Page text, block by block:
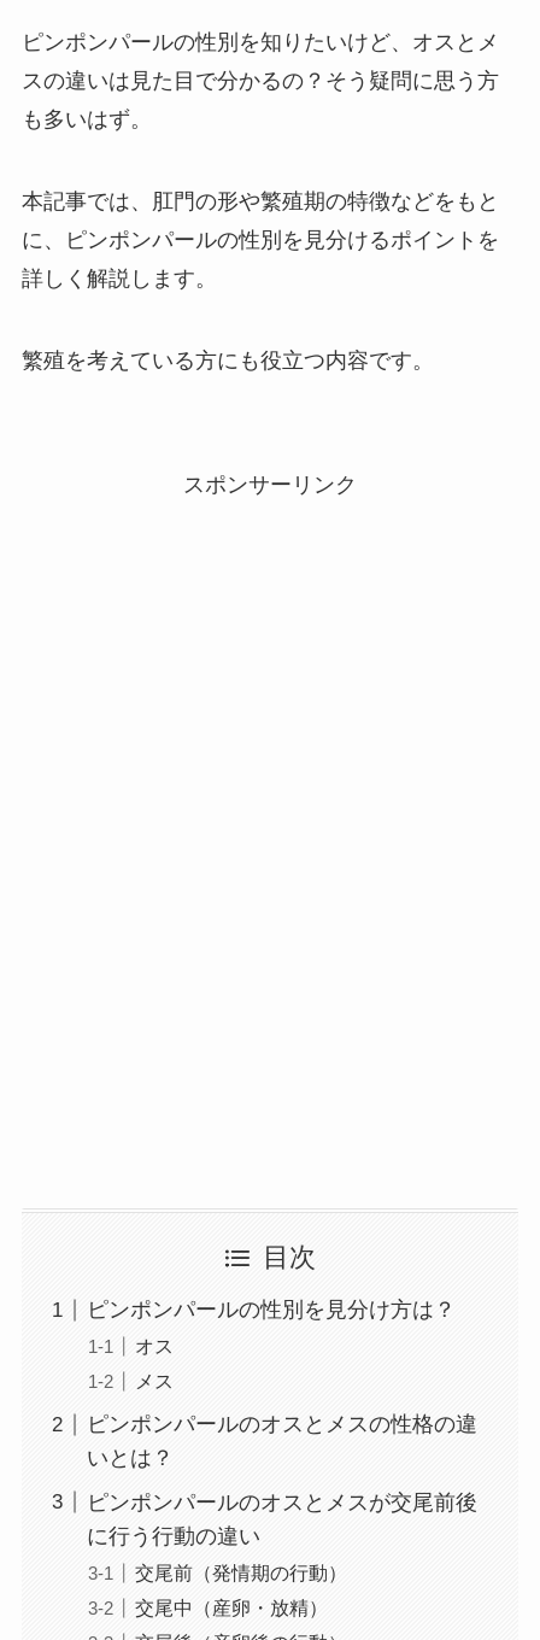
ピンポンパールの性別を知りたいけど、オスとメ
スの違いは見た目で分かるの？そう疑問に思う方
も多いはず。
本記事では、肛門の形や繁殖期の特徴などをもと
に、ピンポンパールの性別を見分けるポイントを
詳しく解説します。
繁殖を考えている方にも役立つ内容です。
スポンサーリンク
目次
ピンポンパールの性別を見分け方は？
オス
メス
ピンポンパールのオスとメスの性格の違
いとは？
ピンポンパールのオスとメスが交尾前後
に行う行動の違い
交尾前（発情期の行動）
交尾中（産卵・放精）